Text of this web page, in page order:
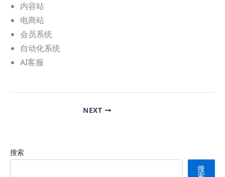
内容站
电商站
会员系统
自动化系统
AI客服
NEXT
搜索
搜